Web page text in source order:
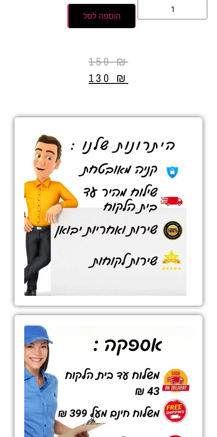
הוספה לסל
150₪
130 ₪